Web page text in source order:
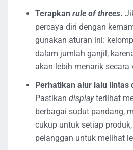
Terapkan rule of threes.
percaya diri dengan
gunakan aturan ini:
dalam jumlah ganjil,
akan lebih menarik secara
Perhatikan alur lalu lintas
Pastikan displayterlihat
berbagai sudut pandang,
cukup untuk setiap
pelanggan untuk melihat